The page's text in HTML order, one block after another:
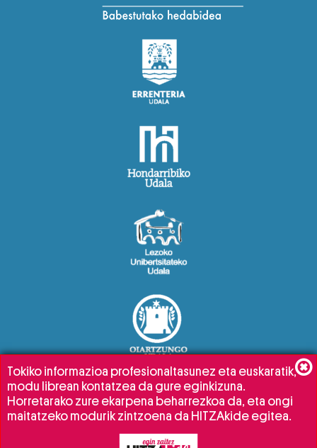
Tokiko informazioa profesionaltasunez eta euskaratik,
modu librean kontatzea da gure eginkizuna.
Horretarako zure ekarpena beharrezkoa da, eta ongi
maitatzeko modurik zintzoena da HITZAkide egitea.